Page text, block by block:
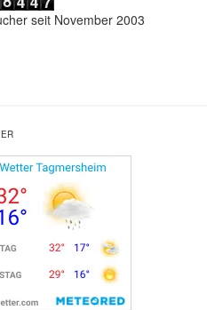
seit November 2003